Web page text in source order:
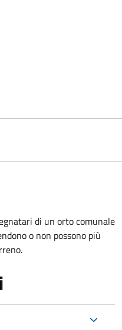
di un orto comunale
o non possono più